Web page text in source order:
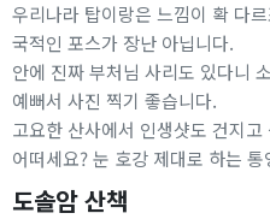
우리나라 탑이랑은 느낌이 확 다
국적인 포스가 장난 아닙니다.
안에 진짜 부처님 사리도 있다니
예뻐서 사진 찍기 좋습니다.
고요한 산사에서 인생샷도 건지
어떠세요? 눈 호강 제대로 하는
도솔암 산책